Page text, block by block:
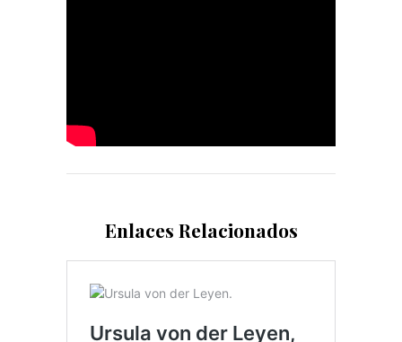
Enlaces Relacionados